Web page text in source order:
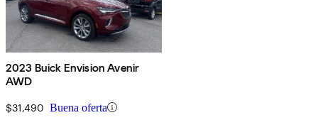
2023 Buick Envision Avenir
AWD
$31,490 Buena oferta